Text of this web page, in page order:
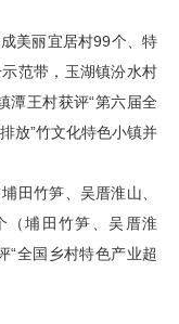
美丽宜居村99个、特
范带，玉湖镇汾水村
潭王村获评“第六届全
放”竹文化特色小镇并
竹笋、吴厝淮山、
（埔田竹笋、吴厝淮
“全国乡村特色产业超